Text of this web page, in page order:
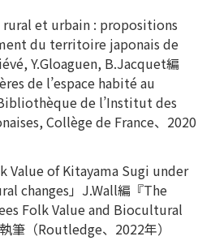
rural et urbain : propositions
du territoire japonais de
Y.Gloaguen, B.Jacquet編
de l’espace habité au
de l’Institut des
Collège de France、2020
Value of Kitayama Sugi under
changes」J.Wall編『The
Folk Value and Biocultural
筆（Routledge、2022年）